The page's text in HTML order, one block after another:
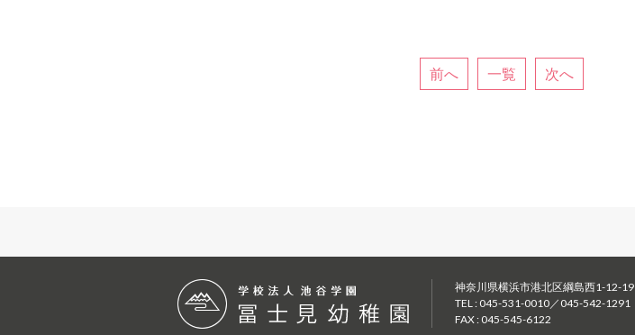
前へ 一覧 次へ
神奈川県横浜市港北区綱島西1-12-19
TEL : 045-531-0010／045-542-1291
FAX : 045-545-6122